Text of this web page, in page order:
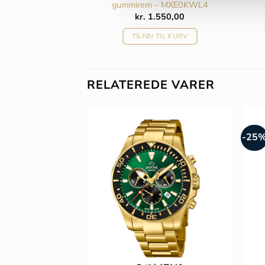
gummirem – MXE0KWL4
kr. 1.550,00
TILFØJ TIL KURV
RELATEREDE VARER
-